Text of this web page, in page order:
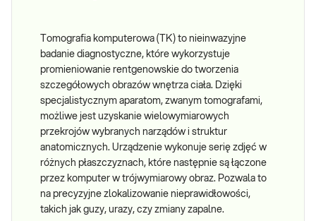
Tomografia komputerowa (TK) to nieinwazyjne
badanie diagnostyczne, które wykorzystuje
promieniowanie rentgenowskie do tworzenia
szczegółowych obrazów wnętrza ciała. Dzięki
specjalistycznym aparatom, zwanym tomografami,
możliwe jest uzyskanie wielowymiarowych
przekrojów wybranych narządów i struktur
anatomicznych. Urządzenie wykonuje serię zdjęć w
różnych płaszczyznach, które następnie są łączone
przez komputer w trójwymiarowy obraz. Pozwala to
na precyzyjne zlokalizowanie nieprawidłowości,
takich jak guzy, urazy, czy zmiany zapalne.